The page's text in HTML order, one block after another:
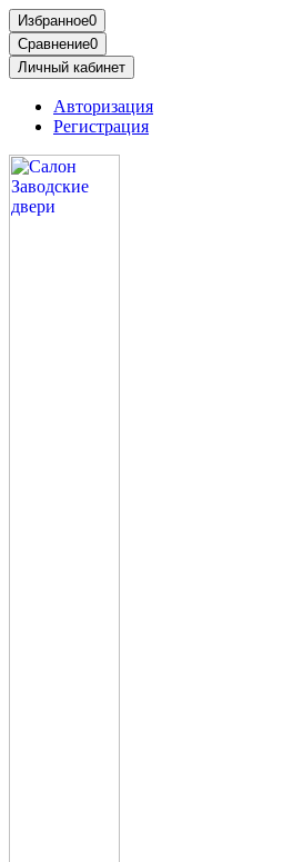
Избранное0
Сравнение0
Личный кабинет
Авторизация
Регистрация